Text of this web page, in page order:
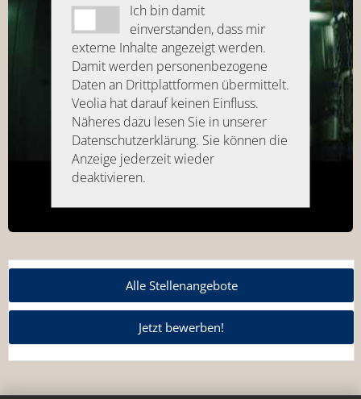
Alle Stellenangebote
Jetzt bewerben!
Ich bin damit
einverstanden, dass mir
externe Inhalte angezeigt werden.
Damit werden personenbezogene
Daten an Drittplattformen übermittelt.
Veolia hat darauf keinen Einfluss.
Näheres dazu lesen Sie in unserer
Datenschutzerklärung. Sie können die
Anzeige jederzeit wieder
deaktivieren.